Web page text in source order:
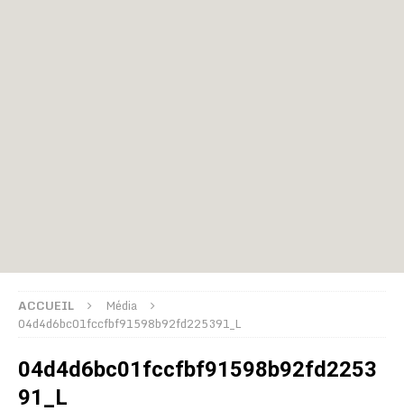
ACCUEIL
Média
04d4d6bc01fccfbf91598b92fd225391_L
04d4d6bc01fccfbf91598b92fd2253
91_L